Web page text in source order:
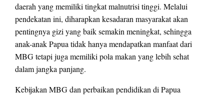
daerah yang memiliki tingkat malnutrisi tinggi. Melalui
pendekatan ini, diharapkan kesadaran masyarakat akan
pentingnya gizi yang baik semakin meningkat, sehingga
anak-anak Papua tidak hanya mendapatkan manfaat dari
MBG tetapi juga memiliki pola makan yang lebih sehat
dalam jangka panjang.
Kebijakan MBG dan perbaikan pendidikan di Papua